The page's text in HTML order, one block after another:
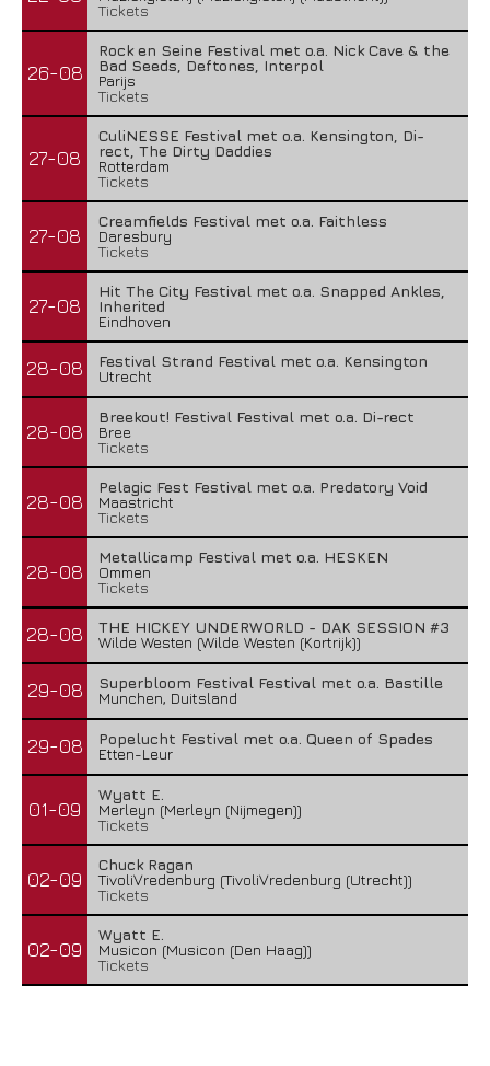
Tickets
26-08
Rock en Seine Festival met o.a. Nick Cave & the
Bad Seeds, Deftones, Interpol
Parijs
Tickets
27-08
CuliNESSE Festival met o.a. Kensington, Di-
rect, The Dirty Daddies
Rotterdam
Tickets
27-08
Creamfields Festival met o.a. Faithless
Daresbury
Tickets
27-08
Hit The City Festival met o.a. Snapped Ankles,
Inherited
Eindhoven
28-08
Festival Strand Festival met o.a. Kensington
Utrecht
28-08
Breekout! Festival Festival met o.a. Di-rect
Bree
Tickets
28-08
Pelagic Fest Festival met o.a. Predatory Void
Maastricht
Tickets
28-08
Metallicamp Festival met o.a. HESKEN
Ommen
Tickets
28-08
THE HICKEY UNDERWORLD - DAK SESSION #3
Wilde Westen (Wilde Westen (Kortrijk))
29-08
Superbloom Festival Festival met o.a. Bastille
Munchen, Duitsland
29-08
Popelucht Festival met o.a. Queen of Spades
Etten-Leur
01-09
Wyatt E.
Merleyn (Merleyn (Nijmegen))
Tickets
02-09
Chuck Ragan
TivoliVredenburg (TivoliVredenburg (Utrecht))
Tickets
02-09
Wyatt E.
Musicon (Musicon (Den Haag))
Tickets